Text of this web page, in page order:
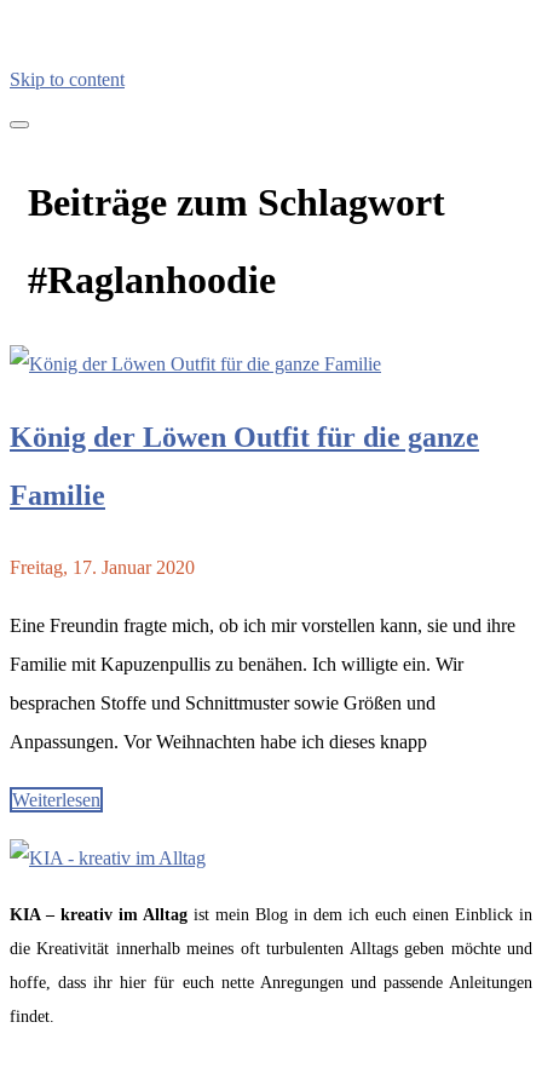
Skip to content
Beiträge zum Schlagwort
#Raglanhoodie
König der Löwen Outfit für die ganze
Familie
Freitag, 17. Januar 2020
Eine Freundin fragte mich, ob ich mir vorstellen kann, sie und ihre
Familie mit Kapuzenpullis zu benähen. Ich willigte ein. Wir
besprachen Stoffe und Schnittmuster sowie Größen und
Anpassungen. Vor Weihnachten habe ich dieses knapp
Weiterlesen
KIA – kreativ im Alltag ist mein Blog in dem ich euch einen Einblick in
die Kreativität innerhalb meines oft turbulenten Alltags geben möchte und
hoffe, dass ihr hier für euch nette Anregungen und passende Anleitungen
findet.